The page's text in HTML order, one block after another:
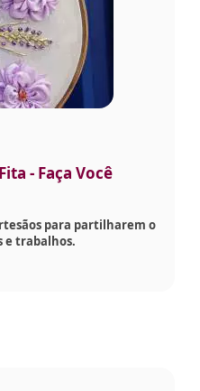
- Faça Você
para partilharem o
e trabalhos.